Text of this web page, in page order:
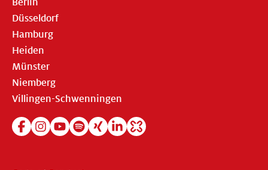
Berlin
Düsseldorf
Hamburg
Heiden
Münster
Niemberg
Villingen-Schwenningen